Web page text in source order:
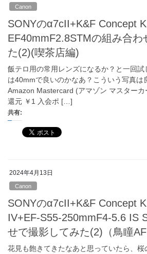
Canon
SONYのα7cII+K&F Concept
EF40mmF2.8STMの組み合わ
た(2)(喫茶店編)
飯テロ用の常用レンズになるか？と一回試
は40mmで良いのかなあ？こういう写真は
Amazon Mastercard (アマゾン マスターカ
還元 ￥1 入会ポ […]
共有:
2024年4月13日
Canon
SONYのα7cII+K&F Concept
IV+EF-S55-250mmF4-5.6 IS
せで撮影してみた(2)（鳥瞳AF
花見も飽きてきたなあと思っていたら、